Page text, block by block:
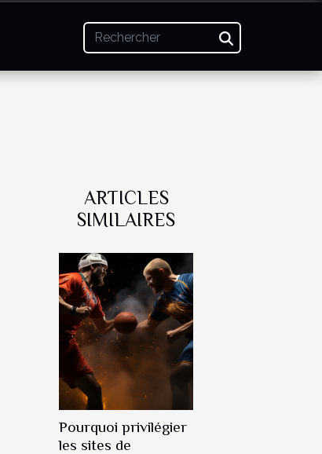
ARTICLES
SIMILAIRES
Pourquoi privilégier
les sites de